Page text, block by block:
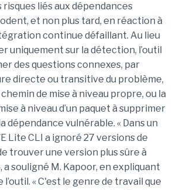
liés aux dépendances
et non plus tard, en réaction à
continue défaillant. Au lieu
uniquement sur la détection, l’outil
des questions connexes, par
directe ou transitive du problème,
chemin de mise à niveau propre, ou la
à niveau d’un paquet à supprimer
vulnérable. « Dans un
Lite CLI a ignoré 27 versions de
trouver une version plus sûre à
a souligné M. Kapoor, en expliquant
l’outil. « C'est le genre de travail que